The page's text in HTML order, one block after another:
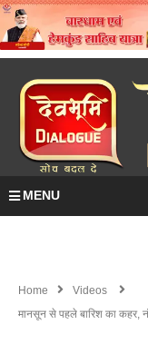
MENU
Home
Videos
मानसून से पहले बारिश का कहर,